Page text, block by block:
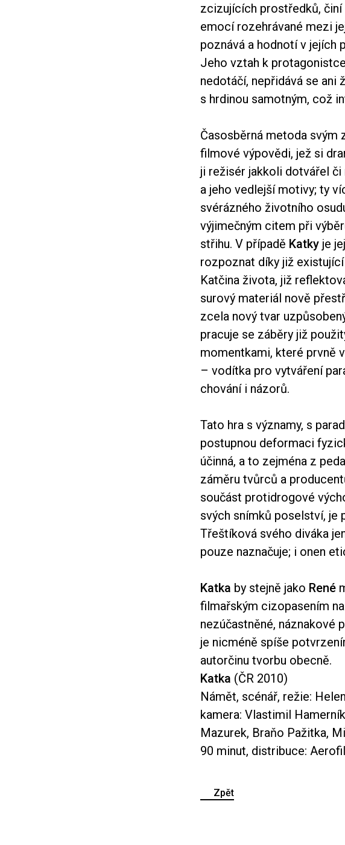
zcizujících prostředků,
emocí rozehrávané mezi
poznává a hodnotí v jejích
Jeho vztah k
nedotáčí, nepřidává se ani
s hrdinou samotným, což
Časosběrná metoda
filmové výpovědi, jež si
ji režisér jakkoli dotvářel
a jeho vedlejší motivy; ty
svérázného životního
výjimečným citem při
střihu. V případě Katky je
rozpoznat díky již
Katčina života, již
surový materiál nově
zcela nový tvar
pracuje se záběry již
momentkami, které prvně
– vodítka pro vytváření
chování i názorů.
Tato hra s významy, s
postupnou deformaci
účinná, a to zejména z
záměru tvůrců a
součást protidrogové
svých snímků poselství, je
Třeštíková svého diváka
pouze naznačuje; i onen
Katka by stejně jako René
filmařským cizopasením
nezúčastněné, náznakové
je nicméně spíše
autorčinu tvorbu obecně.
Katka (ČR 2010)
Námět, scénář, režie:
kamera: Vlastimil
Mazurek, Braňo Pažitka,
90 minut, distribuce:
Zpět